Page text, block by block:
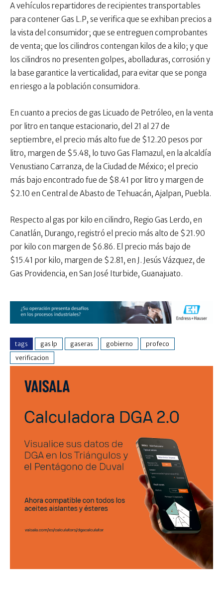
A vehículos repartidores de recipientes transportables
para contener Gas L.P, se verifica que se exhiban precios a
la vista del consumidor; que se entreguen comprobantes
de venta; que los cilindros contengan kilos de a kilo; y que
los cilindros no presenten golpes, abolladuras, corrosión y
la base garantice la verticalidad, para evitar que se ponga
en riesgo a la población consumidora.
En cuanto a precios de gas Licuado de Petróleo, en la venta
por litro en tanque estacionario, del 21 al 27 de
septiembre, el precio más alto fue de $12.20 pesos por
litro, margen de $5.48, lo tuvo Gas Flamazul, en la alcaldía
Venustiano Carranza, de la Ciudad de México; el precio
más bajo encontrado fue de $8.41 por litro y margen de
$2.10 en Central de Abasto de Tehuacán, Ajalpan, Puebla.
Respecto al gas por kilo en cilindro, Regio Gas Lerdo, en
Canatlán, Durango, registró el precio más alto de $21.90
por kilo con margen de $6.86. El precio más bajo de
$15.41 por kilo, margen de $2.81, en J. Jesús Vázquez, de
Gas Providencia, en San José Iturbide, Guanajuato.
tags gas lp gaseras gobierno
profeco
verificacion